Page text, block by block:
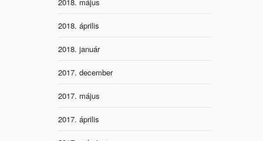
2018. április
2018. január
2017. december
2017. május
2017. április